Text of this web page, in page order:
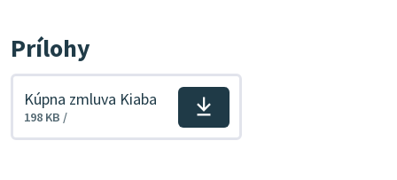
Prílohy
Stiahnuť
Kúpna zmluva Kiaba
198 KB /